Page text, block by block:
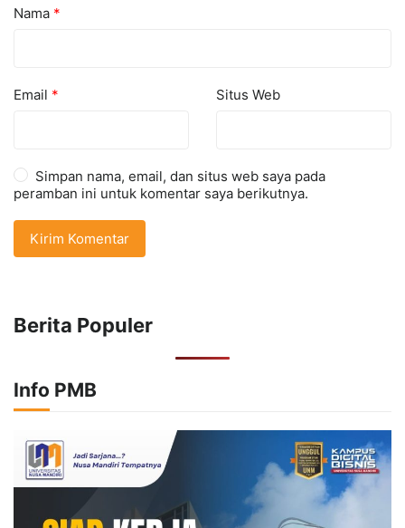
Nama *
Email * Situs Web
Simpan nama, email, dan situs web saya pada
peramban ini untuk komentar saya berikutnya.
Berita Populer
Info PMB